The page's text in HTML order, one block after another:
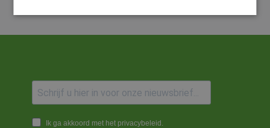
Ik ga akkoord met het privacybeleid.